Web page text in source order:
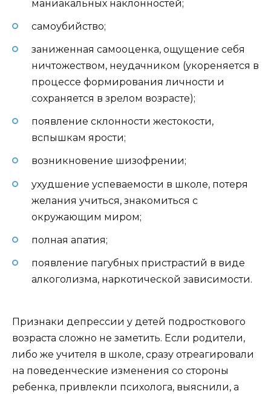
маниакальных наклонностей;
самоубийство;
заниженная самооценка, ощущение себя
ничтожеством, неудачником (укореняется в
процессе формирования личности и
сохраняется в зрелом возрасте);
появление склонности жестокости,
вспышкам ярости;
возникновение шизофрении;
ухудшение успеваемости в школе, потеря
желания учиться, знакомиться с
окружающим миром;
полная апатия;
появление пагубных пристрастий в виде
алкоголизма, наркотической зависимости.
Признаки депрессии у детей подросткового
возраста сложно не заметить. Если родители,
либо же учителя в школе, сразу отреагировали
на поведенческие изменения со стороны
ребенка, привлекли психолога, выяснили, а